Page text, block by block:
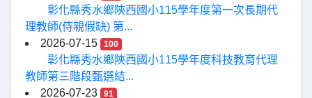
彰化縣秀水鄉陝西國小115學年度第一次長期代
理教師(侍親假缺) 第...
2026-07-15
100
彰化縣秀水鄉陝西國小115學年度科技教育代理
教師第三階段甄選結...
2026-07-23
91